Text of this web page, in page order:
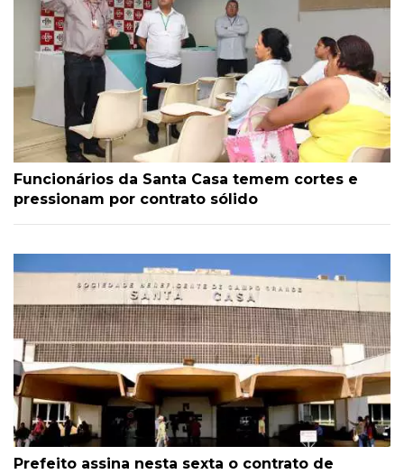
Funcionários da Santa Casa temem cortes e
pressionam por contrato sólido
Prefeito assina nesta sexta o contrato de